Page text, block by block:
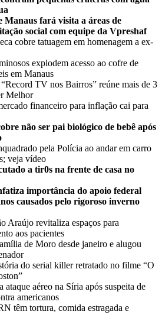
Manaus fará visita a áreas de
social com equipe da Vpreshaf
cobre tatuagem em homenagem a ex-
explodem acesso ao cofre de
em Manaus
TV nos Bairros” reúne mais de 3
Melhor
financeiro para inflação cai para
não ser pai biológico de bebê após
pela Polícia ao andar em carro
veja vídeo
a tir0s na frente de casa no
importância do apoio federal
causados pelo rigoroso inverno
Araújo revitaliza espaços para
aos pacientes
de Moro desde janeiro e alugou
do serial killer retratado no filme “O
ataque aéreo na Síria após suspeita de
americanos
têm tortura, comida estragada e